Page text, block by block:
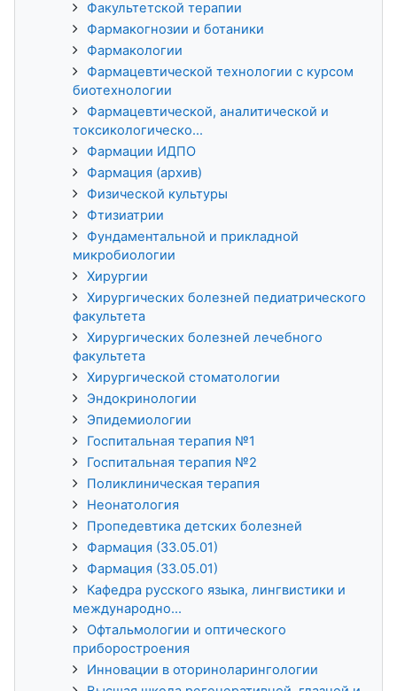
Факультетской терапии
Фармакогнозии и ботаники
Фармакологии
Фармацевтической технологии с курсом
биотехнологии
Фармацевтической, аналитической и
токсикологическо...
Фармации ИДПО
Фармация (архив)
Физической культуры
Фтизиатрии
Фундаментальной и прикладной
микробиологии
Хирургии
Хирургических болезней педиатрического
факультета
Хирургических болезней лечебного
факультета
Хирургической стоматологии
Эндокринологии
Эпидемиологии
Госпитальная терапия №1
Госпитальная терапия №2
Поликлиническая терапия
Неонатология
Пропедевтика детских болезней
Фармация (33.05.01)
Фармация (33.05.01)
Кафедра русского языка, лингвистики и
международно...
Офтальмологии и оптического
приборостроения
Инновации в оториноларингологии